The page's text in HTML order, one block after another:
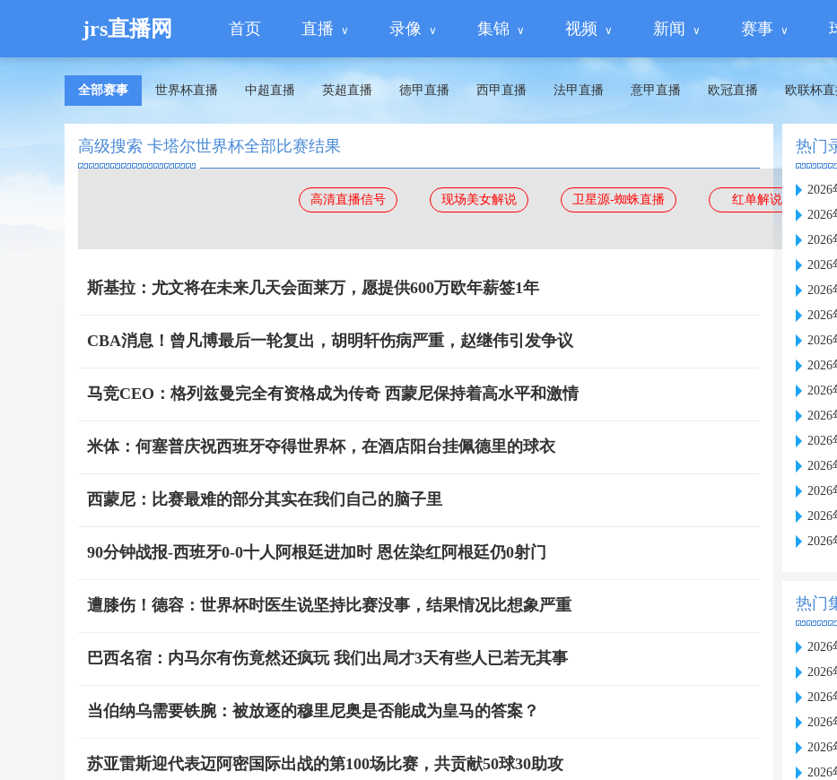
jrs直播网 首页 直播 录像 集锦 视频 新闻 赛事
全部赛事 世界杯直播 中超直播 英超直播 德甲直播 西甲直播 法甲直播 意甲直播 欧冠直播 欧联杯直
高级搜索 卡塔尔世界杯全部比赛结果
高清直播信号 现场美女解说 卫星源-蜘蛛直播 红单解说
斯基拉：尤文将在未来几天会面莱万，愿提供600万欧年薪签1年
CBA消息！曾凡博最后一轮复出，胡明轩伤病严重，赵继伟引发争议
马竞CEO：格列兹曼完全有资格成为传奇 西蒙尼保持着高水平和激情
米体：何塞普庆祝西班牙夺得世界杯，在酒店阳台挂佩德里的球衣
西蒙尼：比赛最难的部分其实在我们自己的脑子里
90分钟战报-西班牙0-0十人阿根廷进加时 恩佐染红阿根廷仍0射门
遭膝伤！德容：世界杯时医生说坚持比赛没事，结果情况比想象严重
巴西名宿：内马尔有伤竟然还疯玩 我们出局才3天有些人已若无其事
当伯纳乌需要铁腕：被放逐的穆里尼奥是否能成为皇马的答案？
苏亚雷斯迎代表迈阿密国际出战的第100场比赛，共贡献50球30助攻
热门
2026年
2026
2026
2026
2026
2026
2026
2026
2026
2026
2026
2026
热门
2026年
2026年
2026
2026年
2026年
2026年